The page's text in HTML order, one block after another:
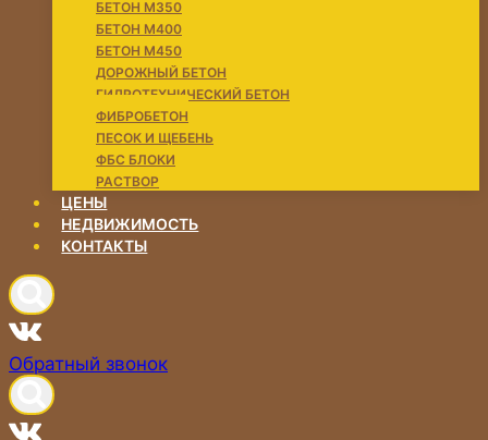
БЕТОН М350
БЕТОН М400
БЕТОН М450
ДОРОЖНЫЙ БЕТОН
ГИДРОТЕХНИЧЕСКИЙ БЕТОН
ФИБРОБЕТОН
ПЕСОК И ЩЕБЕНЬ
ФБС БЛОКИ
РАСТВОР
ЦЕНЫ
НЕДВИЖИМОСТЬ
КОНТАКТЫ
Обратный звонок